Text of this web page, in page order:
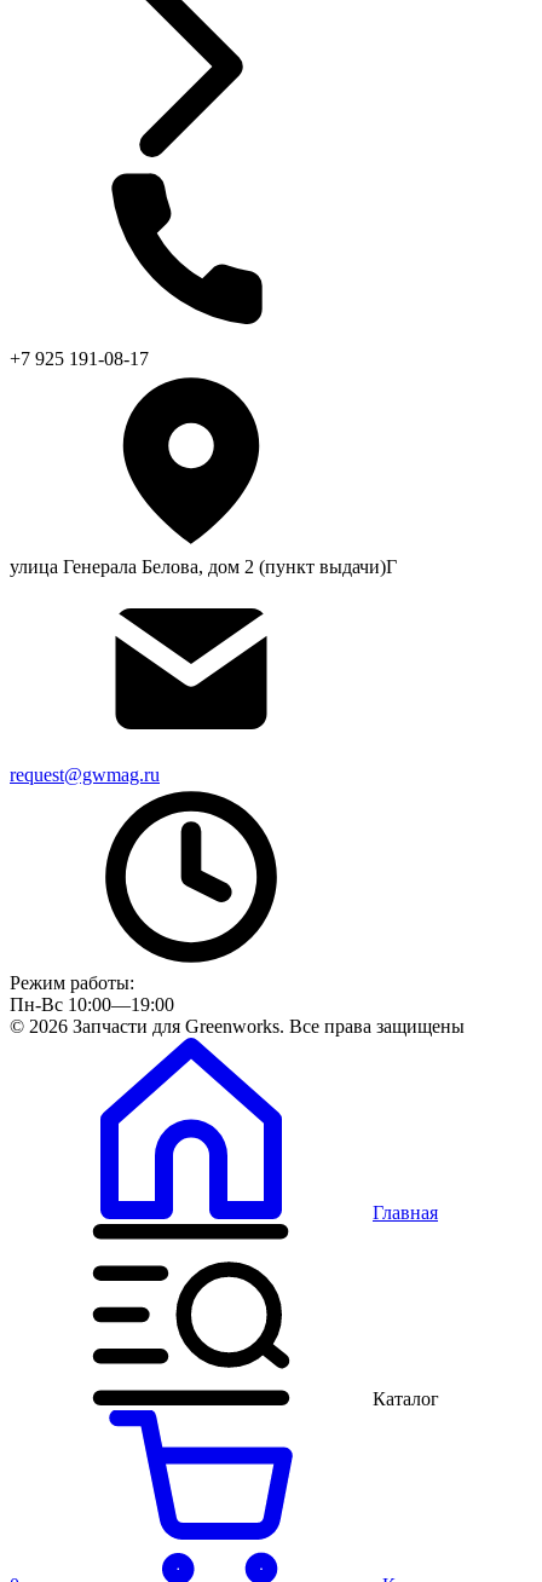
+7 925 191-08-17
улица Генерала Белова, дом 2 (пункт выдачи)Г
request@gwmag.ru
Режим работы:
Пн-Вс 10:00—19:00
© 2026 Запчасти для Greenworks. Все права защищены
Главная
Каталог